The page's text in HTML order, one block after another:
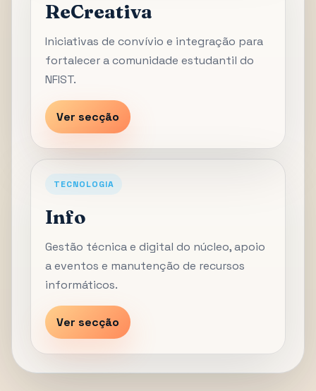
ReCreativa
Iniciativas de convívio e integração para
fortalecer a comunidade estudantil do
NFIST.
Ver secção
TECNOLOGIA
Info
Gestão técnica e digital do núcleo, apoio
a eventos e manutenção de recursos
informáticos.
Ver secção